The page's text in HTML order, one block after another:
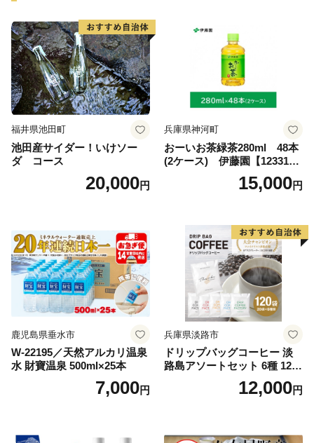
福井県池田町
池田産サイダー！いけソー
ダ コース
20,000円
兵庫県神河町
おーいお茶緑茶280ml 48本
(2ケース) 伊藤園【123317
15,000円
鹿児島県垂水市
W-22195／天然アルカリ温泉
水 財寶温泉 500ml×25本
7,000円
兵庫県淡路市
ドリップバッグコーヒー 淡
路島アソートセット 6種 120
袋 飲み比べ コーヒー
12,000円